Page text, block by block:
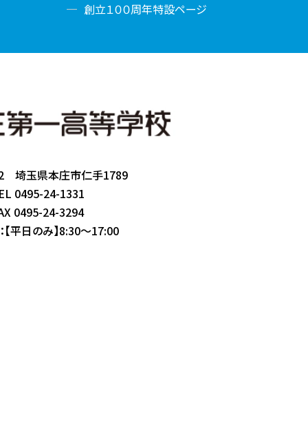
創立１００周年特設ページ
埼玉県本庄市仁手1789
0495-24-1331
0495-24-3294
【平日のみ】8:30～17:00